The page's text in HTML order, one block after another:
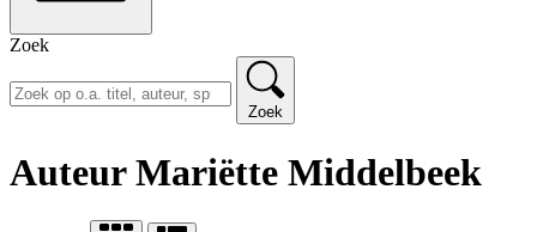
Zoek
Zoek
Auteur Mariëtte Middelbeek